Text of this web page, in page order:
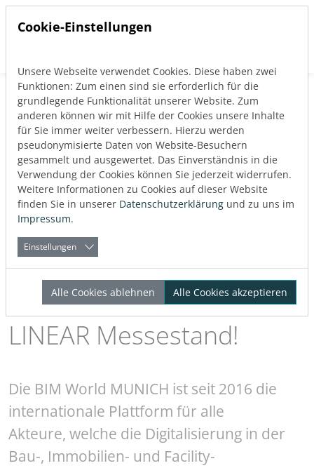
Direkt zur Hauptnavigation springen
Direkt zum Inhalt springen
Zurück zum Blog
Veranstaltungen
Veröffentlicht:30.10.2024
Über den Autor
LINEAR
BIM World München 2024
– Treffen Sie uns auf dem
LINEAR Messestand!
Die BIM World MUNICH ist seit 2016 die
internationale Plattform für alle
Akteure, welche die Digitalisierung in der
Bau-, Immobilien- und Facility-
Cookie-Einstellungen
Unsere Webseite verwendet Cookies. Diese haben zwei
Funktionen: Zum einen sind sie erforderlich für die
grundlegende Funktionalität unserer Website. Zum
anderen können wir mit Hilfe der Cookies unsere Inhalte
für Sie immer weiter verbessern. Hierzu werden
pseudonymisierte Daten von Website-Besuchern
gesammelt und ausgewertet. Das Einverständnis in die
Verwendung der Cookies können Sie jederzeit widerrufen.
Weitere Informationen zu Cookies auf dieser Website
finden Sie in unserer Datenschutzerklärung und zu uns im
Impressum.
Einstellungen
Alle Cookies ablehnen Alle Cookies akzeptieren